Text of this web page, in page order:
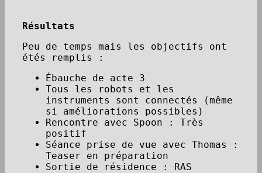
Résultats
Peu de temps mais les objectifs ont
étés remplis :
Ébauche de acte 3
Tous les robots et les
instruments sont connectés (même
si améliorations possibles)
Rencontre avec Spoon : Très
positif
Séance prise de vue avec Thomas :
Teaser en préparation
Sortie de résidence : RAS